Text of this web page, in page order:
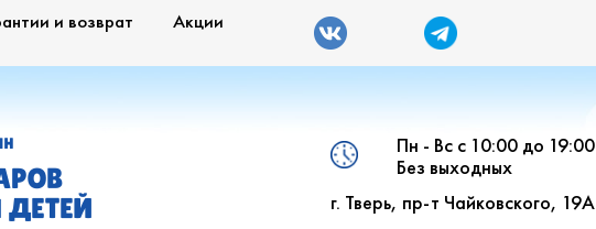
и возврат Акции
Пн - Вс с 10:00 до 19:00
Без выходных
г. Тверь, пр-т Чайковского, 19А